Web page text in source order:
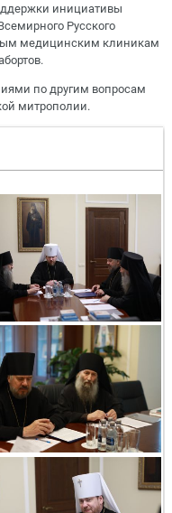
инициативы
Русского
медицинским клиникам
по другим вопросам
митрополии.